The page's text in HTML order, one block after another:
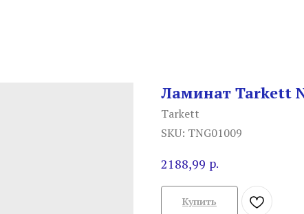
Ламинат Tarkett
Tarkett
SKU: TNG01009
2188,99 р.
Купить